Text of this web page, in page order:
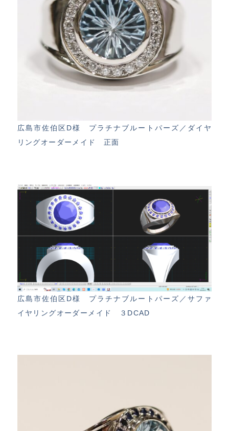
広島市佐伯区D様 プラチナブルートパーズ／ダイヤ
リングオーダーメイド 正面
広島市佐伯区D様 プラチナブルートパーズ／サファ
イヤリングオーダーメイド ３DCAD